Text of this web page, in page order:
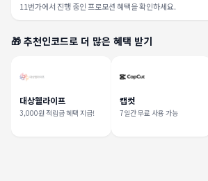
11번가에서 진행 중인 프로모션 혜택을 확인하세요.
🎁 추천인코드로 더 많은 혜택 받기
대상웰라이프
3,000원 적립금 혜택 지급!
캡컷
7일간 무료 사용 가능